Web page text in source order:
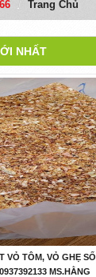
Trang Chủ
NHẤT
VỎ TÔM, VỎ GHẸ SỐ
MS.HẰNG